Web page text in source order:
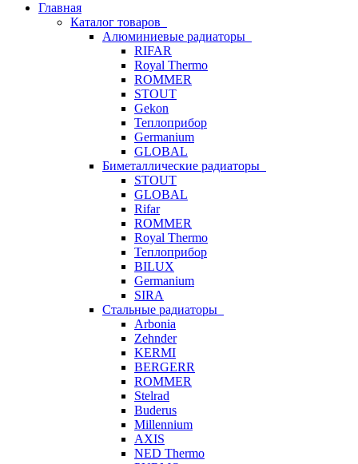
Главная
Каталог товаров
Алюминиевые радиаторы
RIFAR
Royal Thermo
ROMMER
STOUT
Gekon
Теплоприбор
Germanium
GLOBAL
Биметаллические радиаторы
STOUT
GLOBAL
Rifar
ROMMER
Royal Thermo
Теплоприбор
BILUX
Germanium
SIRA
Стальные радиаторы
Arbonia
Zehnder
KERMI
BERGERR
ROMMER
Stelrad
Buderus
Millennium
AXIS
NED Thermo